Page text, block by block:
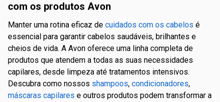
com os produtos Avon
Manter uma rotina eficaz de cuidados com os cabelos é
essencial para garantir cabelos saudáveis, brilhantes e
cheios de vida. A Avon oferece uma linha completa de
produtos que atendem a todas as suas necessidades
capilares, desde limpeza até tratamentos intensivos.
Descubra como nossos shampoos, condicionadores,
máscaras capilares e outros produtos podem transformar a